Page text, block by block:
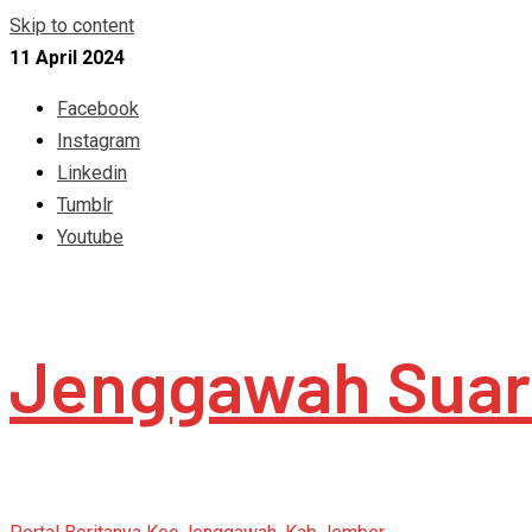
Skip to content
11 April 2024
Facebook
Instagram
Linkedin
Tumblr
Youtube
Jenggawah